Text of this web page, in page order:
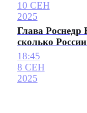
10 СЕН
2025
Глава Роснедр
сколько
18:45
8 СЕН
2025